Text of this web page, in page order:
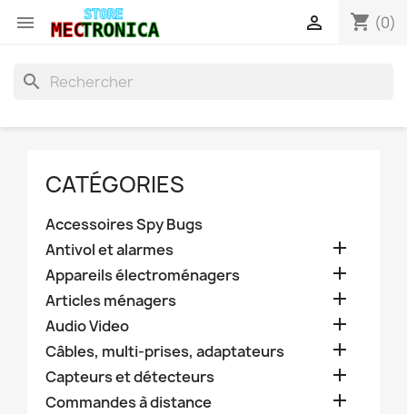
 shopping_cart (0)

search
CATÉGORIES
Accessoires Spy Bugs
Antivol et alarmes

Appareils électroménagers 
Articles ménagers 
Audio Video 
Câbles, multi-prises, adaptateurs 
Capteurs et détecteurs 
Commandes à distance 